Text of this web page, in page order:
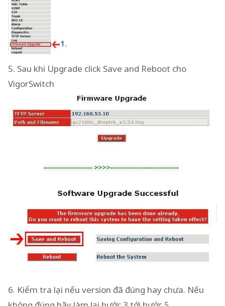
5. Sau khi Upgrade click Save and Reboot cho
VigorSwitch
6. Kiểm tra lại nếu version đã đúng hay chưa. Nếu